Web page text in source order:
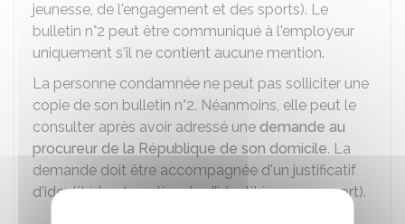
jeunesse, de l'engagement et des sports). Le
bulletin n°2 peut être communiqué à l'employeur
uniquement s'il ne contient aucune mention.
La personne condamnée ne peut pas solliciter une
copie de son bulletin n°2. Néanmoins, elle peut le
consulter après avoir adressé une demande au
procureur de la République de son domicile. La
demande doit être accompagnée d'un justificatif
d'identité (carte nationale d'identité ou passeport).